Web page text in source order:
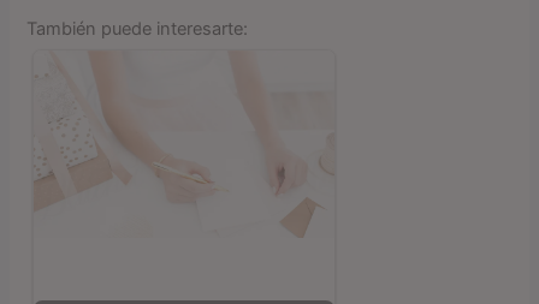
También puede interesarte: